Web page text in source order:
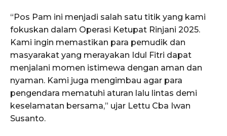
“Pos Pam ini menjadi salah satu titik yang kami
fokuskan dalam Operasi Ketupat Rinjani 2025.
Kami ingin memastikan para pemudik dan
masyarakat yang merayakan Idul Fitri dapat
menjalani momen istimewa dengan aman dan
nyaman. Kami juga mengimbau agar para
pengendara mematuhi aturan lalu lintas demi
keselamatan bersama,” ujar Lettu Cba Iwan
Susanto.